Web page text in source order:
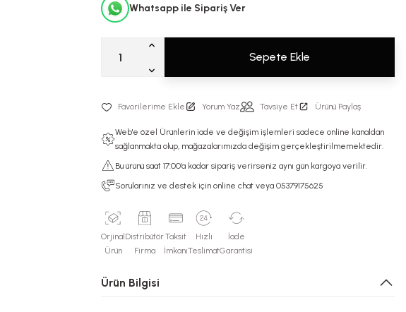
Whatsapp ile Sipariş Ver
Sepete Ekle
Yorum Yaz Tavsiye Et Ürünü Paylaş
Web'e özel Ürünlerin iade ve değişim işlemleri sadece online kanaldan
sağlanmakta olup, mağazalarımızda değişim gerçekleştirilmemektedir.
Bu ürünü saat 17:00’a kadar sipariş verirseniz aynı gün kargoya verilir.
Sorularınız ve destek için online chat veya 05379175625
Orjinal
Ürün
Distribütör
Firma
Taksit
İmkanı
Hızlı
Teslimat
İade
Garantisi
Ürün Bilgisi